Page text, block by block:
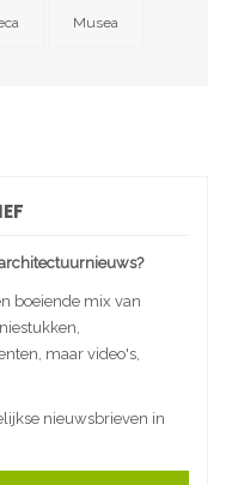
Musea
boeiende mix van
maar video's,
nieuwsbrieven in